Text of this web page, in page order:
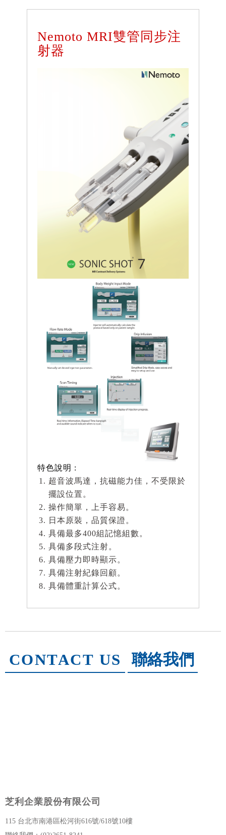
Nemoto MRI雙管同步注
射器
特色說明 :
超音波馬達，抗磁能力佳，不受限於
擺設位置。
操作簡單，上手容易。
日本原裝，品質保證。
具備最多400組記憶組數。
具備多段式注射。
具備壓力即時顯示。
具備注射紀錄回顧。
具備體重計算公式。
CONTACT US 聯絡我們
芝利企業股份有限公司
115 台北市南港區松河街616號/618號10樓